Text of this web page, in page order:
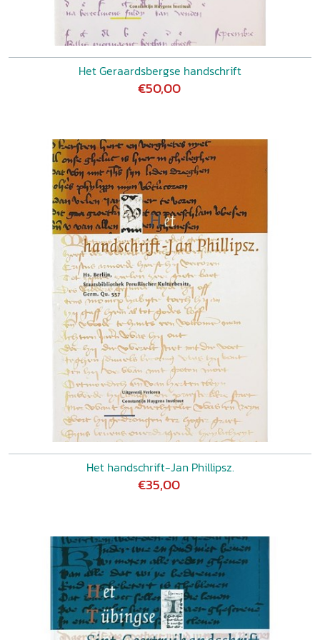
Het Geraardsbergse handschrift
€50,00
Het handschrift-Jan Phillipsz.
€35,00